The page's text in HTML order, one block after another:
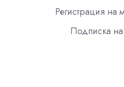
Регистрация на
Подписка